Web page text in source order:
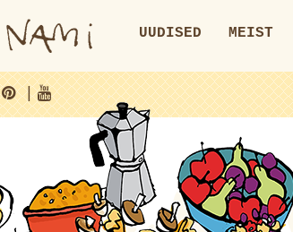
UUDISED MEIST
|